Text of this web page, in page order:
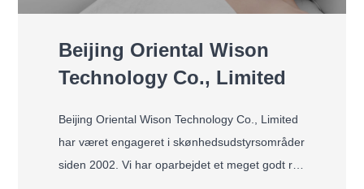
Beijing Oriental Wison
Technology Co., Limited
Beijing Oriental Wison Technology Co., Limited
har været engageret i skønhedsudstyrsområder
siden 2002. Vi har oparbejdet et meget godt ry